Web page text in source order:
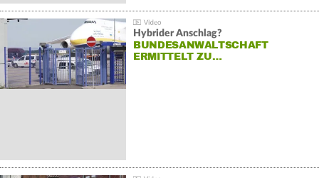
Hybrider Anschlag?
BUNDESANWALTSCHAFT
ERMITTELT ZU…